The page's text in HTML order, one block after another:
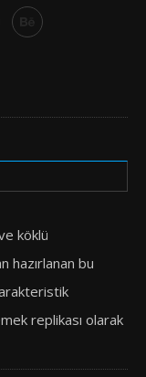
köklü
hazırlanan bu
replikası olarak